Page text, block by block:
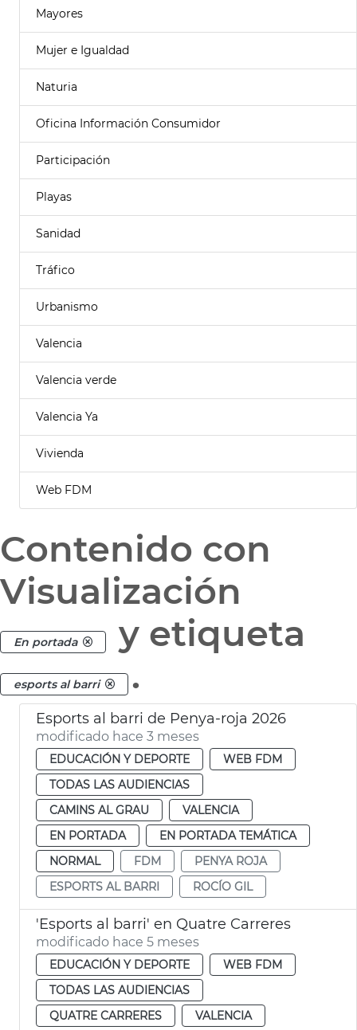
Mayores
Mujer e Igualdad
Naturia
Oficina Información Consumidor
Participación
Playas
Sanidad
Tráfico
Urbanismo
Valencia
Valencia verde
Valencia Ya
Vivienda
Web FDM
Contenido con
Visualización
En portada y etiqueta
esports al barri .
Esports al barri de Penya-roja 2026
modificado hace 3 meses
EDUCACIÓN Y DEPORTE
WEB FDM
TODAS LAS AUDIENCIAS
CAMINS AL GRAU
VALENCIA
EN PORTADA
EN PORTADA TEMÁTICA
NORMAL
FDM
PENYA ROJA
ESPORTS AL BARRI
ROCÍO GIL
'Esports al barri' en Quatre Carreres
modificado hace 5 meses
EDUCACIÓN Y DEPORTE
WEB FDM
TODAS LAS AUDIENCIAS
QUATRE CARRERES
VALENCIA